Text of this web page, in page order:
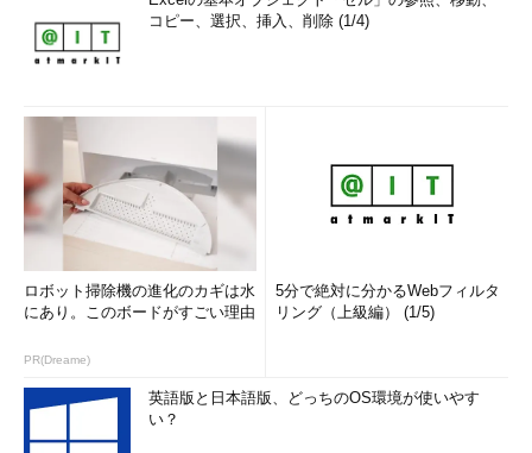
コピー、選択、挿入、削除 (1/4)
ロボット掃除機の進化のカギは水
にあり。このボードがすごい理由
PR(Dreame)
5分で絶対に分かるWebフィルタ
リング（上級編） (1/5)
英語版と日本語版、どっちのOS環境が使いやす
い？